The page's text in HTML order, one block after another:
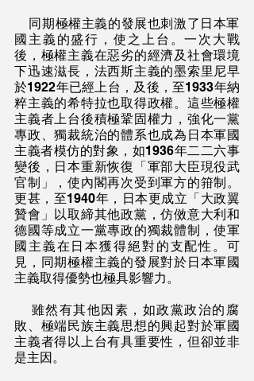
國主義的盛行，使之上台。一次大戰
後，極權主義在惡劣的經濟及社會環境
下迅速滋長，法西斯主義的墨索里尼早
於1922年已經上台，及後，至1933年納
粹主義的希特拉也取得政權。這些極權
主義者上台後積極鞏固權力，強化一黨
專政、獨裁統治的體系也成為日本軍國
主義者模仿的對象，如1936年二二六事
變後，日本重新恢復「軍部大臣現役武
官制」，使內閣再次受到軍方的箝制。
更甚，至1940年，日本更成立「大政翼
贊會」以取締其他政黨，仿傚意大利和
德國等成立一黨專政的獨裁體制，使軍
國主義在日本獲得絕對的支配性。可
見，同期極權主義的發展對於日本軍國
主義取得優勢也極具影響力。
敗、極端民族主義思想的興起對於軍國
主義者得以上台有具重要性，但卻並非
是主因。